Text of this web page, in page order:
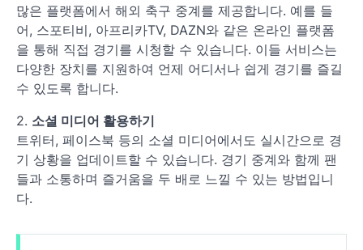
많은 플랫폼에서 해외 축구 중계를 제공합니다. 예를 들
어, 스포티비, 아프리카TV, DAZN와 같은 온라인 플랫폼
을 통해 직접 경기를 시청할 수 있습니다. 이들 서비스는
다양한 장치를 지원하여 언제 어디서나 쉽게 경기를 즐길
수 있도록 합니다.
2. 소셜 미디어 활용하기
트위터, 페이스북 등의 소셜 미디어에서도 실시간으로 경
기 상황을 업데이트할 수 있습니다. 경기 중계와 함께 팬
들과 소통하며 즐거움을 두 배로 느낄 수 있는 방법입니
다.